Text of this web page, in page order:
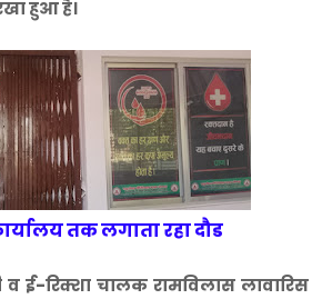
हुआ है।
तक लगाता रहा दौड
ई-रिक्शा चालक रामविलास लावारिस